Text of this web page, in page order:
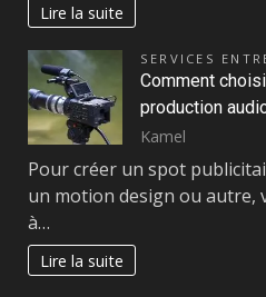
Lire la suite
SERVICES
Comment
production
Kamel
Pour créer un spot
un motion design ou autre,
à…
Lire la suite